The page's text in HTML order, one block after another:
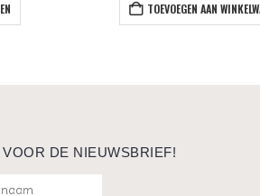
TOEVOEGEN AAN
DE NIEUWSBRIEF!